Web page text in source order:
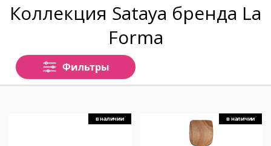
Коллекция Sataya бренда La
Forma
Фильтры
в наличии в наличии